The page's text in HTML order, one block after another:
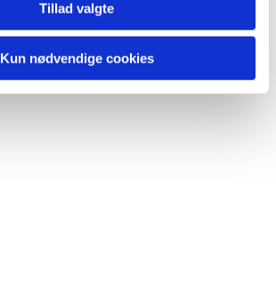
Tillad valgte
Kun nødvendige cookies